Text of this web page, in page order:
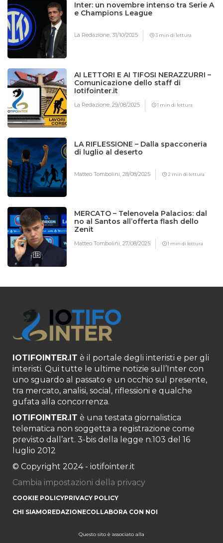
Inter: un novembre intenso tra Serie A
e Champions League
La Redazione,31/10/2025 3 min di lettura
AI LETTORI E AI TIFOSI NERAZZURRI –
Comunicazione dello staff di
Iotifointer.it
La Redazione,29/08/2025 1 min di lettura
LA RIFLESSIONE – Dalla spacconeria
di luglio al deserto
Matteo Tombolini,28/08/2025 2 min di lettura
MERCATO – Telenovela Palacios: dal
no al Santos all’offerta flash dello
Zenit
Matteo Tombolini,27/08/2025 1 min di lettura
IOTIFOINTER.IT è il portale degli interisti e per gli
interisti. Qui tutte le ultime notizie sull’Inter con
uno sguardo al passato e un occhio sul presente,
tra mercato, analisi, social, riflessioni e qualche
gufata alla concorrenza.
IOTIFOINTER.IT è una testata giornalistica
telematica non soggetta a registrazione come
previsto dall’art. 3-bis della legge n.103 del 16
luglio 2012
© Copyright 2024 - iotifointer.it
Cambia impostazioni della privacy
COOKIE POLICYPRIVACY POLICY
CHI SIAMOREDAZIONECOLLABORA CON NOI
Questo sito è associato alla